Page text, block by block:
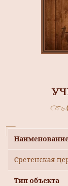
Сретенская
Тип объекта